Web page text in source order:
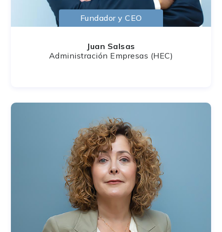
Fundador y CEO
Juan Salsas
Administración Empresas (HEC)